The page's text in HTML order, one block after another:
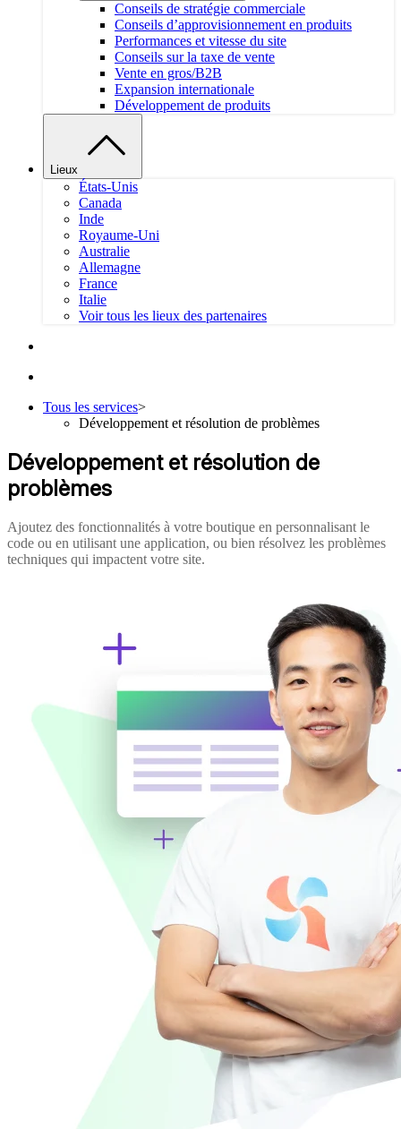
Conseils de stratégie commerciale
Conseils d’approvisionnement en produits
Performances et vitesse du site
Conseils sur la taxe de vente
Vente en gros/B2B
Expansion internationale
Développement de produits
Lieux
États-Unis
Canada
Inde
Royaume-Uni
Australie
Allemagne
France
Italie
Voir tous les lieux des partenaires
Tous les services>
Développement et résolution de problèmes
Développement et résolution de
problèmes
Ajoutez des fonctionnalités à votre boutique en personnalisant le
code ou en utilisant une application, ou bien résolvez les problèmes
techniques qui impactent votre site.